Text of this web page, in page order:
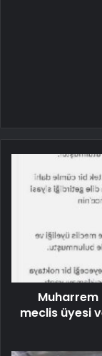
Muharrem
meclis üyesi